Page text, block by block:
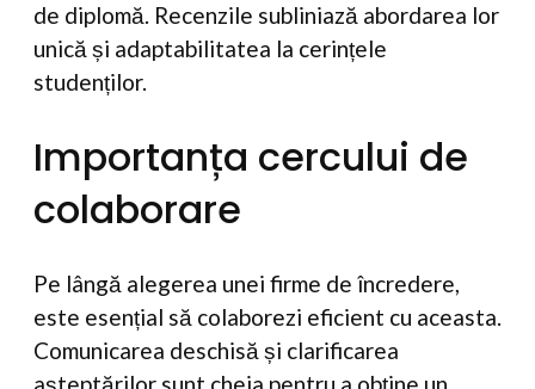
de diplomă. Recenzile subliniază abordarea lor
unică și adaptabilitatea la cerințele
studenților.
Importanța cercului de
colaborare
Pe lângă alegerea unei firme de încredere,
este esențial să colaborezi eficient cu aceasta.
Comunicarea deschisă și clarificarea